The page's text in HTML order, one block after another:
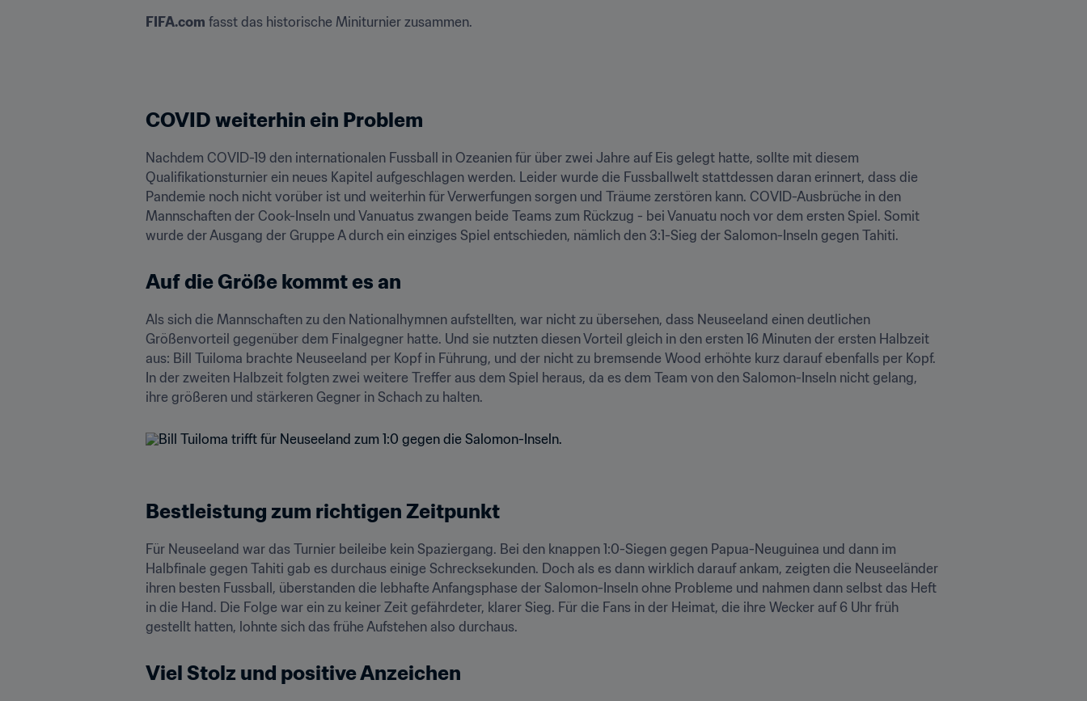
FIFA.com fasst das historische Miniturnier zusammen.
COVID weiterhin ein Problem
Nachdem COVID-19 den internationalen Fussball in Ozeanien für über zwei Jahre auf Eis gelegt hatte, sollte mit diesem
Qualifikationsturnier ein neues Kapitel aufgeschlagen werden. Leider wurde die Fussballwelt stattdessen daran erinnert, dass die
Pandemie noch nicht vorüber ist und weiterhin für Verwerfungen sorgen und Träume zerstören kann. COVID-Ausbrüche in den
Mannschaften der Cook-Inseln und Vanuatus zwangen beide Teams zum Rückzug - bei Vanuatu noch vor dem ersten Spiel. Somit
wurde der Ausgang der Gruppe A durch ein einziges Spiel entschieden, nämlich den 3:1-Sieg der Salomon-Inseln gegen Tahiti.
Auf die Größe kommt es an
Als sich die Mannschaften zu den Nationalhymnen aufstellten, war nicht zu übersehen, dass Neuseeland einen deutlichen
Größenvorteil gegenüber dem Finalgegner hatte. Und sie nutzten diesen Vorteil gleich in den ersten 16 Minuten der ersten Halbzeit
aus: Bill Tuiloma brachte Neuseeland per Kopf in Führung, und der nicht zu bremsende Wood erhöhte kurz darauf ebenfalls per Kopf.
In der zweiten Halbzeit folgten zwei weitere Treffer aus dem Spiel heraus, da es dem Team von den Salomon-Inseln nicht gelang,
ihre größeren und stärkeren Gegner in Schach zu halten.
Bestleistung zum richtigen Zeitpunkt
Für Neuseeland war das Turnier beileibe kein Spaziergang. Bei den knappen 1:0-Siegen gegen Papua-Neuguinea und dann im
Halbfinale gegen Tahiti gab es durchaus einige Schrecksekunden. Doch als es dann wirklich darauf ankam, zeigten die Neuseeländer
ihren besten Fussball, überstanden die lebhafte Anfangsphase der Salomon-Inseln ohne Probleme und nahmen dann selbst das Heft
in die Hand. Die Folge war ein zu keiner Zeit gefährdeter, klarer Sieg. Für die Fans in der Heimat, die ihre Wecker auf 6 Uhr früh
gestellt hatten, lohnte sich das frühe Aufstehen also durchaus.
Viel Stolz und positive Anzeichen